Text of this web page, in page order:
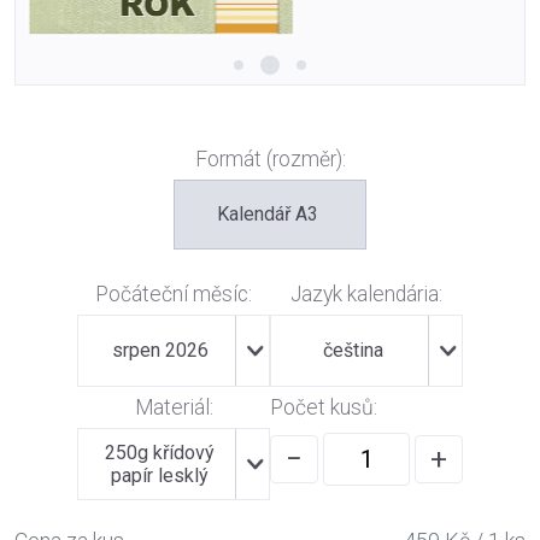
Formát (rozměr):
Kalendář A3
Počáteční měsíc:
srpen 2026
Jazyk kalendária:
čeština
Materiál:
250g křídový
papír lesklý
Počet kusů:
− +